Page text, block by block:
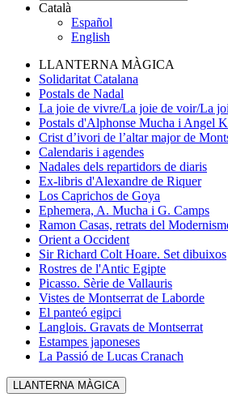
Català
Español
English
LLANTERNA MÀGICA
Solidaritat Catalana
Postals de Nadal
La joie de vivre/La joie de voir/La
Postals d'Alphonse Mucha i Angel
Crist d’ivori de l’altar major de
Calendaris i agendes
Nadales dels repartidors de diaris
Ex-libris d'Alexandre de Riquer
Los Caprichos de Goya
Ephemera, A. Mucha i G. Camps
Ramon Casas, retrats del
Orient a Occident
Sir Richard Colt Hoare. Set dibuixos
Rostres de l'Antic Egipte
Picasso. Sèrie de Vallauris
Vistes de Montserrat de Laborde
El panteó egipci
Langlois. Gravats de Montserrat
Estampes japoneses
La Passió de Lucas Cranach
LLANTERNA MÀGICA